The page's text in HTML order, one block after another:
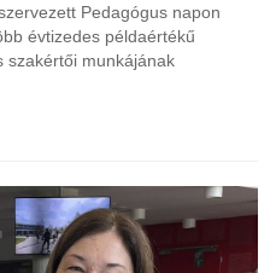
Pedagógus napon
évtizedes példaértékű
szakértői munkájának